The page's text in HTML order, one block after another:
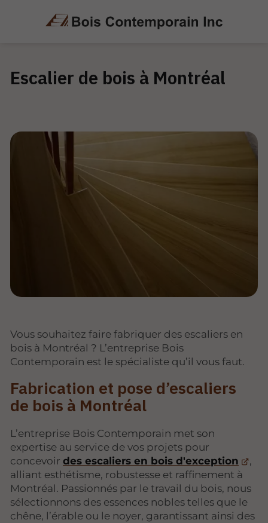
Escalier de bois à Montréal
Vous souhaitez faire fabriquer des escaliers en
bois à Montréal ? L’entreprise Bois
Contemporain est le spécialiste qu’il vous faut.
Fabrication et pose d’escaliers
de bois à Montréal
L’entreprise Bois Contemporain met son
expertise au service de vos projets pour
concevoir des escaliers en bois d'exception
,
alliant esthétisme, robustesse et raffinement à
Montréal. Passionnés par le travail du bois, nous
sélectionnons des essences nobles telles que le
chêne, l’érable ou le noyer, garantissant ainsi des